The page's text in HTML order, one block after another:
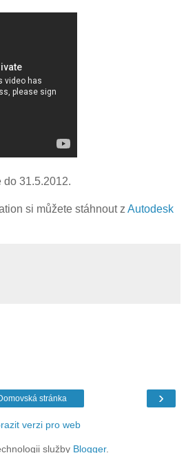
do 31.5.2012.
si můžete stáhnout z Autodesk
›
stránka
verzi pro web
služby Blogger.